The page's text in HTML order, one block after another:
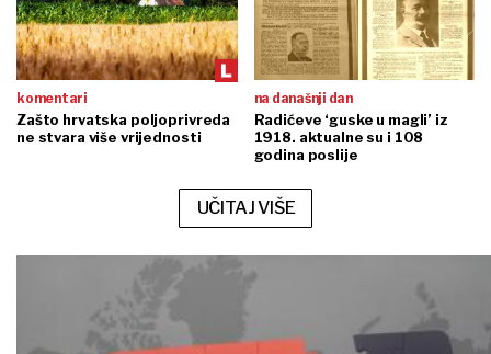
komentari
Zašto hrvatska poljoprivreda
ne stvara više vrijednosti
na današnji dan
Radićeve ‘guske u magli’ iz
1918. aktualne su i 108
godina poslije
UČITAJ VIŠE